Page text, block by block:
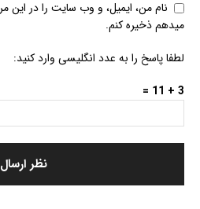
نام من، ایمیل، و وب سایت را در این
میدهم ذخیره کنم.
لطفا پاسخ را به عدد انگلیسی وارد کنید:
3 + 11 =